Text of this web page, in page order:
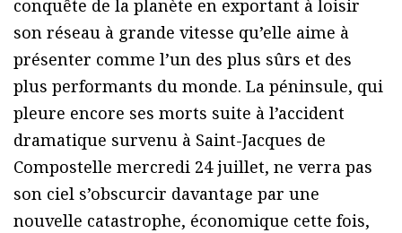
conquête de la planète en exportant à loisir
son réseau à grande vitesse qu’elle aime à
présenter comme l’un des plus sûrs et des
plus performants du monde. La péninsule, qui
pleure encore ses morts suite à l’accident
dramatique survenu à Saint-Jacques de
Compostelle mercredi 24 juillet, ne verra pas
son ciel s’obscurcir davantage par une
nouvelle catastrophe, économique cette fois,